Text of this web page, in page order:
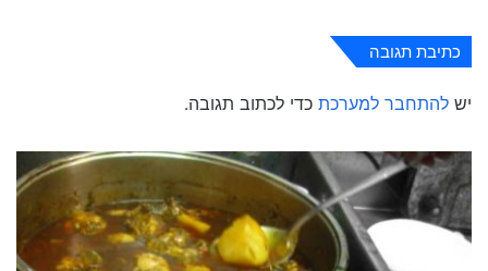
כתיבת תגובה
יש להתחבר למערכת כדי לכתוב תגובה.